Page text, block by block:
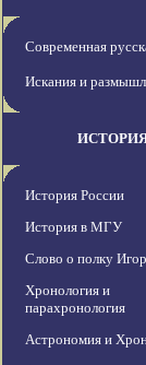
Современная
Искания и
История России
История в МГУ
Слово о полку
Хронология и
парахронология
Астрономия и